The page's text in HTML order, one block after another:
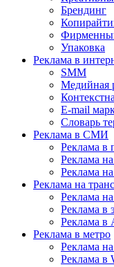
Брендинг
Упаковка
Реклама в
SMM
Медийная
E-mail
Словарь
Реклама в СМИ
Реклама в
Реклама
Реклама
Реклама на
Реклама
Реклама в
Реклама в
Реклама в метро
Реклама
Реклама в